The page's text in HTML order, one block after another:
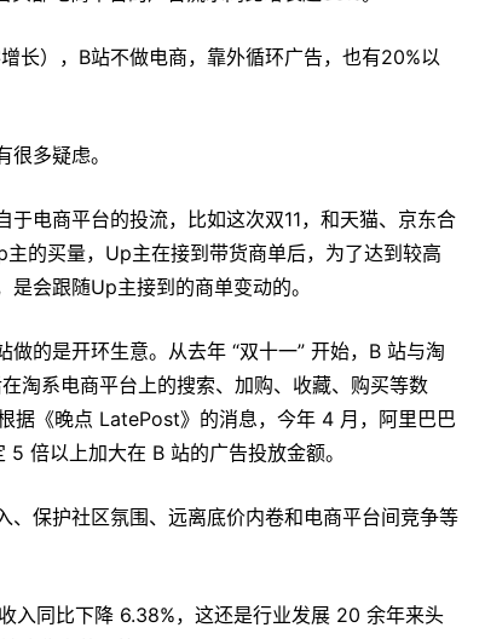
长），B站不做电商，靠外循环广告，也有20%以
多疑虑。
电商平台的投流，比如这次双11，和天猫、京东合
的买量，Up主在接到带货商单后，为了达到较高
会跟随Up主接到的商单变动的。
的是开环生意。从去年 “双十一” 开始，B 站与淘
淘系电商平台上的搜索、加购、收藏、购买等数
据《晚点 LatePost》的消息，今年 4 月，阿里巴巴
倍以上加大在 B 站的广告投放金额。
保护社区氛围、远离底价内卷和电商平台间竞争等
入同比下降 6.38%，这还是行业发展 20 余年来头